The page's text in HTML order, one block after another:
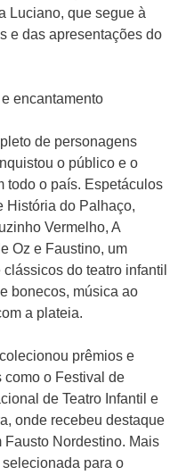
Luciano, que segue à
e das apresentações do
encantamento
de personagens
o público e o
todo o país. Espetáculos
História do Palhaço,
Vermelho, A
Oz e Faustino, um
do teatro infantil
bonecos, música ao
a plateia.
prêmios e
como o Festival de
de Teatro Infantil e
onde recebeu destaque
Nordestino. Mais
para o